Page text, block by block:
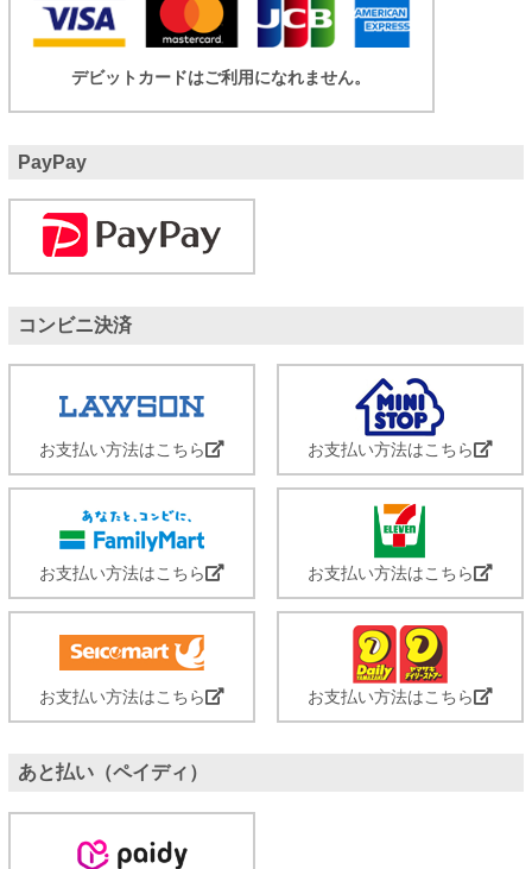
デビットカードはご利用になれません。
PayPay
コンビニ決済
お支払い方法はこちら お支払い方法はこちら
お支払い方法はこちら お支払い方法はこちら
お支払い方法はこちら お支払い方法はこちら
あと払い（ペイディ）